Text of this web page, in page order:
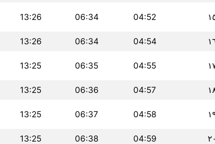
04:52
06:34
13:26
04:54
06:34
13:26
04:55
06:35
13:25
04:57
06:36
13:25
04:58
06:37
13:25
٢٠ 04:59
06:38
13:25